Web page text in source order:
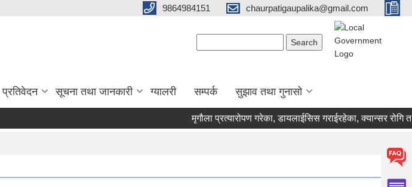
9864984151 chaurpatigaupalika@gmail.com
प्रतिवेदन सूचना तथा जानकारी ग्यालरी सम्पर्क सुझाव तथा गुनासो
मृगौला प्रत्यारोपण गरेका, डायलाईसिस गराईरहेका, क्यान्सर रोगि